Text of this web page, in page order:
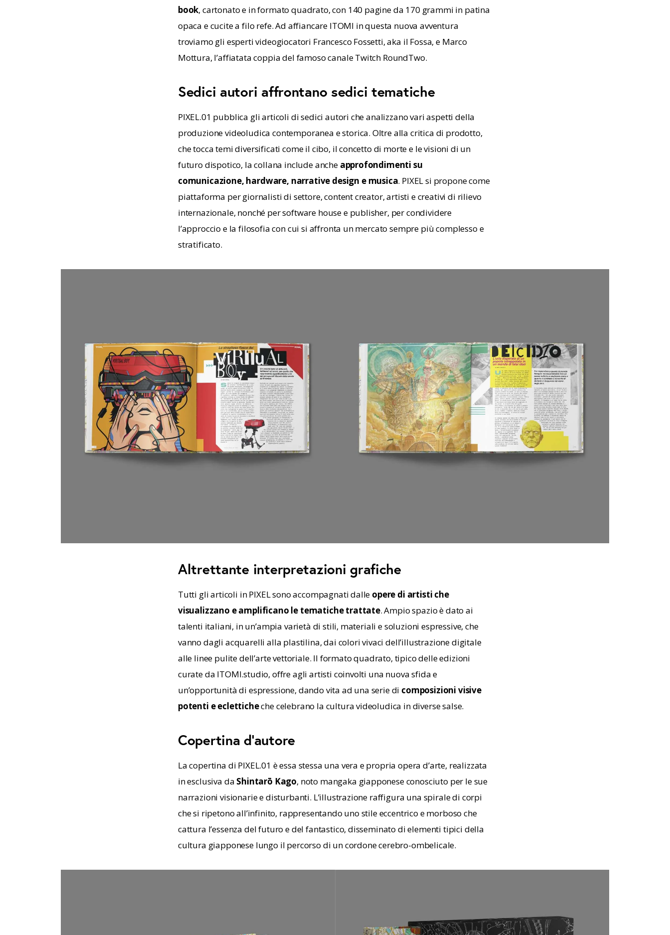
book, cartonato e in formato quadrato, con 140 pagine da 170 grammi in patina
opaca e cucite a filo refe. Ad affiancare ITOMI in questa nuova avventura
troviamo gli esperti videogiocatori Francesco Fossetti, aka il Fossa, e Marco
Mottura, l’affiatata coppia del famoso canale Twitch RoundTwo.
Sedici autori affrontano sedici tematiche
PIXEL.01 pubblica gli articoli di sedici autori che analizzano vari aspetti della
produzione videoludica contemporanea e storica. Oltre alla critica di prodotto,
che tocca temi diversificati come il cibo, il concetto di morte e le visioni di un
futuro dispotico, la collana include anche approfondimenti su
comunicazione, hardware, narrative design e musica. PIXEL si propone come
piattaforma per giornalisti di settore, content creator, artisti e creativi di rilievo
internazionale, nonché per software house e publisher, per condividere
l’approccio e la filosofia con cui si affronta un mercato sempre più complesso e
stratificato.
Altrettante interpretazioni grafiche
Tutti gli articoli in PIXEL sono accompagnati dalle opere di artisti che
visualizzano e amplificano le tematiche trattate. Ampio spazio è dato ai
talenti italiani, in un’ampia varietà di stili, materiali e soluzioni espressive, che
vanno dagli acquarelli alla plastilina, dai colori vivaci dell’illustrazione digitale
alle linee pulite dell’arte vettoriale. Il formato quadrato, tipico delle edizioni
curate da ITOMI.studio, offre agli artisti coinvolti una nuova sfida e
un’opportunità di espressione, dando vita ad una serie di composizioni visive
potenti e eclettiche che celebrano la cultura videoludica in diverse salse.
Copertina d’autore
La copertina di PIXEL.01 è essa stessa una vera e propria opera d’arte, realizzata
in esclusiva da Shintarō Kago, noto mangaka giapponese conosciuto per le sue
narrazioni visionarie e disturbanti. L’illustrazione raffigura una spirale di corpi
che si ripetono all’infinito, rappresentando uno stile eccentrico e morboso che
cattura l’essenza del futuro e del fantastico, disseminato di elementi tipici della
cultura giapponese lungo il percorso di un cordone cerebro-ombelicale.